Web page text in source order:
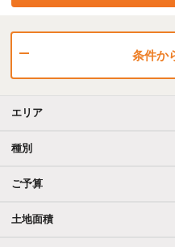
条件か
エリア
種別
ご予算
土地面積
査定をしてほしい
売却方法等につ
仲介でのご売却